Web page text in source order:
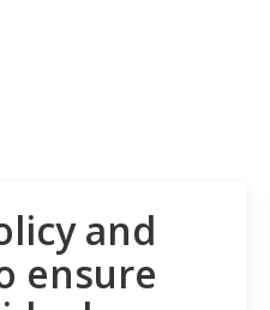
and
ensure